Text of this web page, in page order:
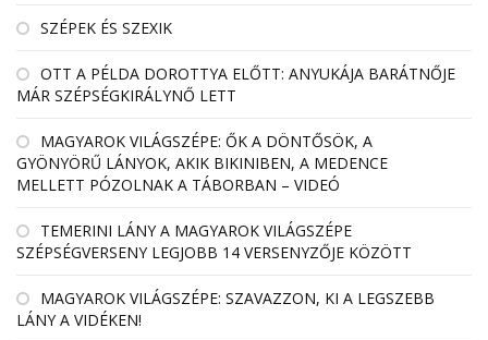
SZÉPEK ÉS SZEXIK
OTT A PÉLDA DOROTTYA ELŐTT: ANYUKÁJA BARÁTNŐJE
MÁR SZÉPSÉGKIRÁLYNŐ LETT
MAGYAROK VILÁGSZÉPE: ŐK A DÖNTŐSÖK, A
GYÖNYÖRŰ LÁNYOK, AKIK BIKINIBEN, A MEDENCE
MELLETT PÓZOLNAK A TÁBORBAN – VIDEÓ
TEMERINI LÁNY A MAGYAROK VILÁGSZÉPE
SZÉPSÉGVERSENY LEGJOBB 14 VERSENYZŐJE KÖZÖTT
MAGYAROK VILÁGSZÉPE: SZAVAZZON, KI A LEGSZEBB
LÁNY A VIDÉKEN!